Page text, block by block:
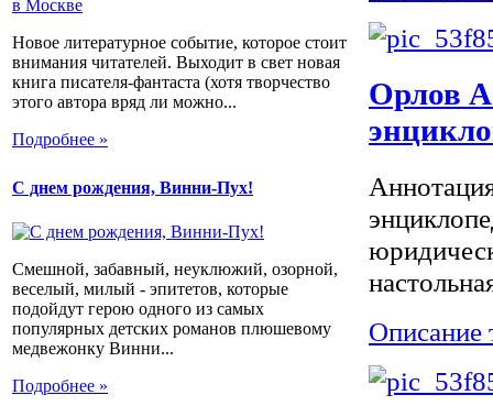
Новое литературное событие, которое стоит
внимания читателей. Выходит в свет новая
книга писателя-фантаста (хотя творчество
этого автора вряд ли можно...
Подробнее »
С днем рождения, Винни-Пух!
Смешной, забавный, неуклюжий, озорной,
веселый, милый - эпитетов, которые
подойдут герою одного из самых
популярных детских романов плюшевому
медвежонку Винни...
Подробнее »
Орлов
Описание